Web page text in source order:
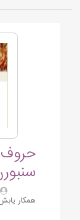
حروف
همکار